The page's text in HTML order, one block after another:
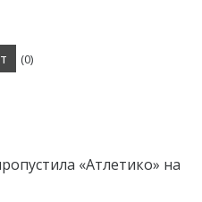
(0)
«Атлетико» на